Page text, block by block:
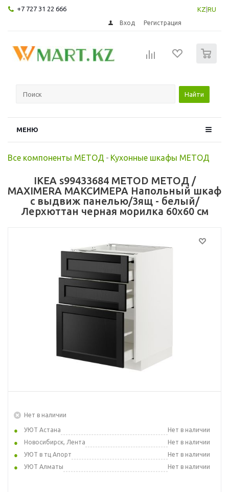
+7 727 31 22 666 KZ RU
Вход Регистрация
Найти
МЕНЮ
Все компоненты МЕТОД - Кухонные шкафы МЕТОД
IKEA s99433684 METOD МЕТОД /
MAXIMERA МАКСИМЕРА Напольный шкаф
с выдвиж панелью/3ящ - белый/
Лерхюттан черная морилка 60x60 см
Нет в наличии
УЮТ Астана
Нет в наличии
Новосибирск, Лента
Нет в наличии
УЮТ в тц Апорт
Нет в наличии
УЮТ Алматы
Нет в наличии